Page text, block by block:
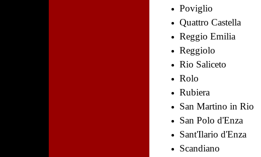
Poviglio
Quattro Castella
Reggio Emilia
Reggiolo
Rio Saliceto
Rolo
Rubiera
San Martino in Rio
San Polo d'Enza
Sant'Ilario d'Enza
Scandiano